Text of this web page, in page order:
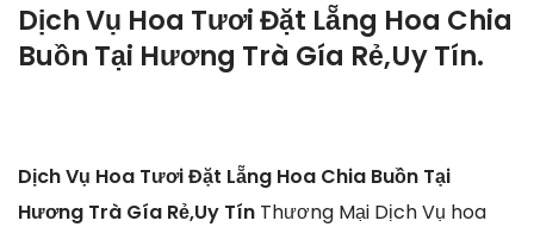
Dịch Vụ Hoa Tươi Đặt Lẵng Hoa Chia
Buồn Tại Hương Trà Gía Rẻ,Uy Tín.
Dịch Vụ Hoa Tươi Đặt Lẵng Hoa Chia Buồn Tại
Hương Trà Gía Rẻ,Uy Tín Thương Mại Dịch Vụ hoa